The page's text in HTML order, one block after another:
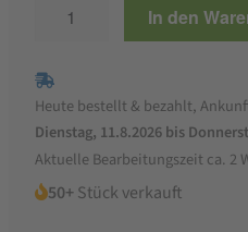
Zwetschgen-
330g,
wie
hausgemacht!
Menge
In den
Heute bestellt & bezahlt,
Dienstag, 11.8.2026 bis
Aktuelle Bearbeitungszeit ca. 2
50+Stück verkauft